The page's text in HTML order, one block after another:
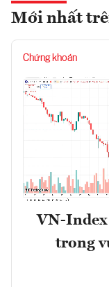
Mới nhất
Chứng khoán
VN-Index
trong